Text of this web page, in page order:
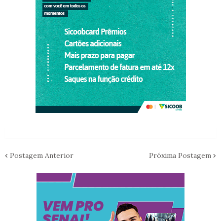
Postagem Anterior Próxima Postagem